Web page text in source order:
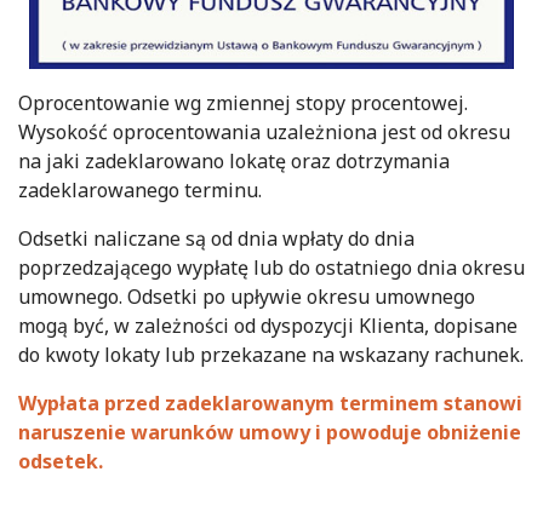
Oprocentowanie wg zmiennej stopy procentowej.
Wysokość oprocentowania uzależniona jest od okresu
na jaki zadeklarowano lokatę oraz dotrzymania
zadeklarowanego terminu.
Odsetki naliczane są od dnia wpłaty do dnia
poprzedzającego wypłatę lub do ostatniego dnia okresu
umownego. Odsetki po upływie okresu umownego
mogą być, w zależności od dyspozycji Klienta, dopisane
do kwoty lokaty lub przekazane na wskazany rachunek.
Wypłata przed zadeklarowanym terminem stanowi
naruszenie warunków umowy i powoduje obniżenie
odsetek.